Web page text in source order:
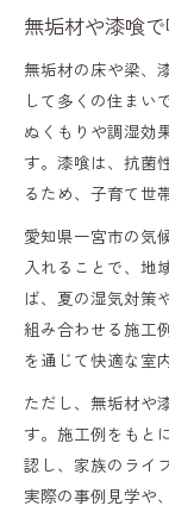
無垢材や漆喰
無垢材の床や梁、
して多くの住まい
ぬくもりや調湿効
す。漆喰は、抗菌
るため、子育て世
愛知県一宮市の気
入れることで、地
ば、夏の湿気対策
組み合わせる施工
を通じて快適な室
ただし、無垢材や
す。施工例をもと
認し、家族のライ
実際の事例見学や